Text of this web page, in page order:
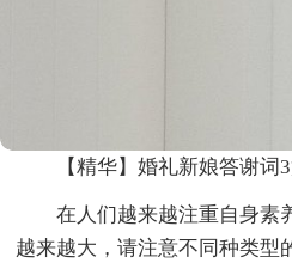
【精华】婚礼新娘答谢词
在人们越来越注重自身素
越来越大，请注意不同种类型